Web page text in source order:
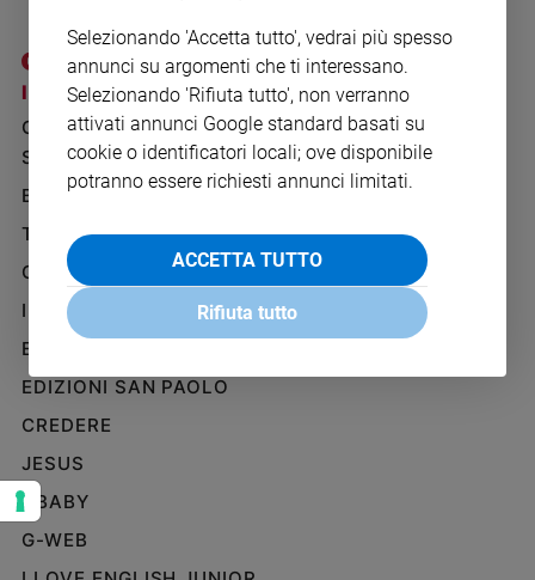
Ambiente
e
Aziende
di
Caso
della
settimana
Diversità
e
Costume
Cultura
e
spettacoli
I SITI SAN PAOLO
GRUPPO EDITORIALE
SAN PAOLO
BENESSERE
TELENOVA
GAZZETTA D'ALBA
IL GIORNALINO
EDICOLA SAN PAOLO
EDIZIONI SAN PAOLO
CREDERE
JESUS
GBABY
G-WEB
NOTE LEGALI
PRIVACY POLICY
INFORMATIVA
WHISTLEBLOWING
Selezionando 'Accetta tutto', vedrai più spesso
annunci su argomenti che ti interessano.
Selezionando 'Rifiuta tutto', non verranno
attivati annunci Google standard basati su
cookie o identificatori locali; ove disponibile
potranno essere richiesti annunci limitati.
ACCETTA TUTTO
Rifiuta tutto